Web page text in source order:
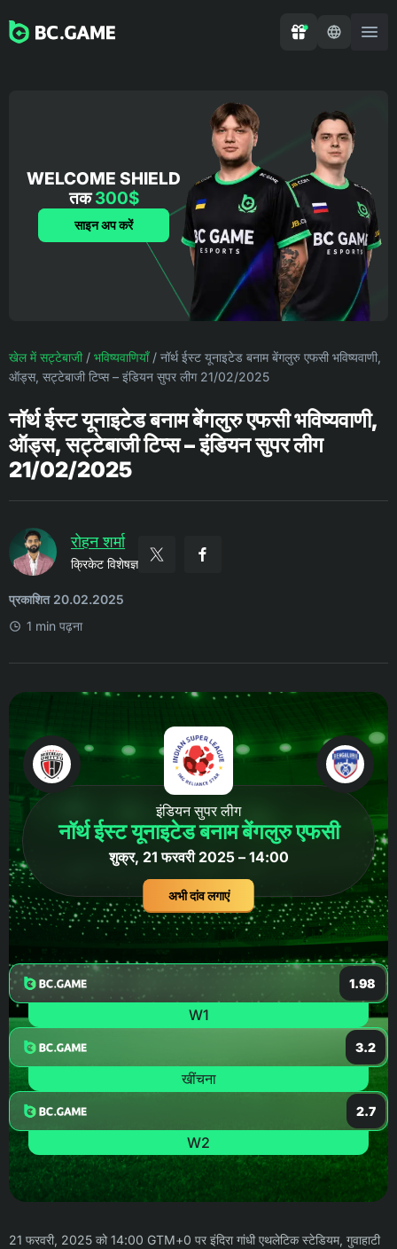
WELCOME SHIELD
तक300$
साइन अप करें
खेल में सट्टेबाजी/ भविष्यवाणियाँ/ नॉर्थ ईस्ट यूनाइटेड बनाम बेंगलुरु एफसी भविष्यवाणी,
ऑड्स, सट्टेबाजी टिप्स – इंडियन सुपर लीग 21/02/2025
नॉर्थ ईस्ट यूनाइटेड बनाम बेंगलुरु एफसी भविष्यवाणी,
ऑड्स, सट्टेबाजी टिप्स – इंडियन सुपर लीग
21/02/2025
रोहन शर्मा
क्रिकेट विशेषज्ञ
प्रकाशित 20.02.2025
1 min पढ़ना
इंडियन सुपर लीग
नॉर्थ ईस्ट यूनाइटेड बनाम बेंगलुरु एफसी
शुक्र, 21 फरवरी 2025 – 14:00
अभी दांव लगाएं
1.98
W1
3.2
खींचना
2.7
W2
21 फरवरी, 2025 को 14:00 GTM+0 पर इंदिरा गांधी एथलेटिक स्टेडियम, गुवाहाटी